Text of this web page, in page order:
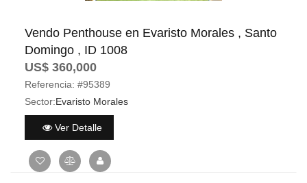
Vendo Penthouse en Evaristo Morales , Santo
Domingo , ID 1008
US$ 360,000
Referencia: #95389
Sector:Evaristo Morales
Ver Detalle